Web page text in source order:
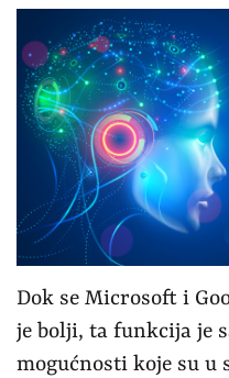
Dok se Microsoft i
je bolji, ta funkcija je
mogućnosti koje su u